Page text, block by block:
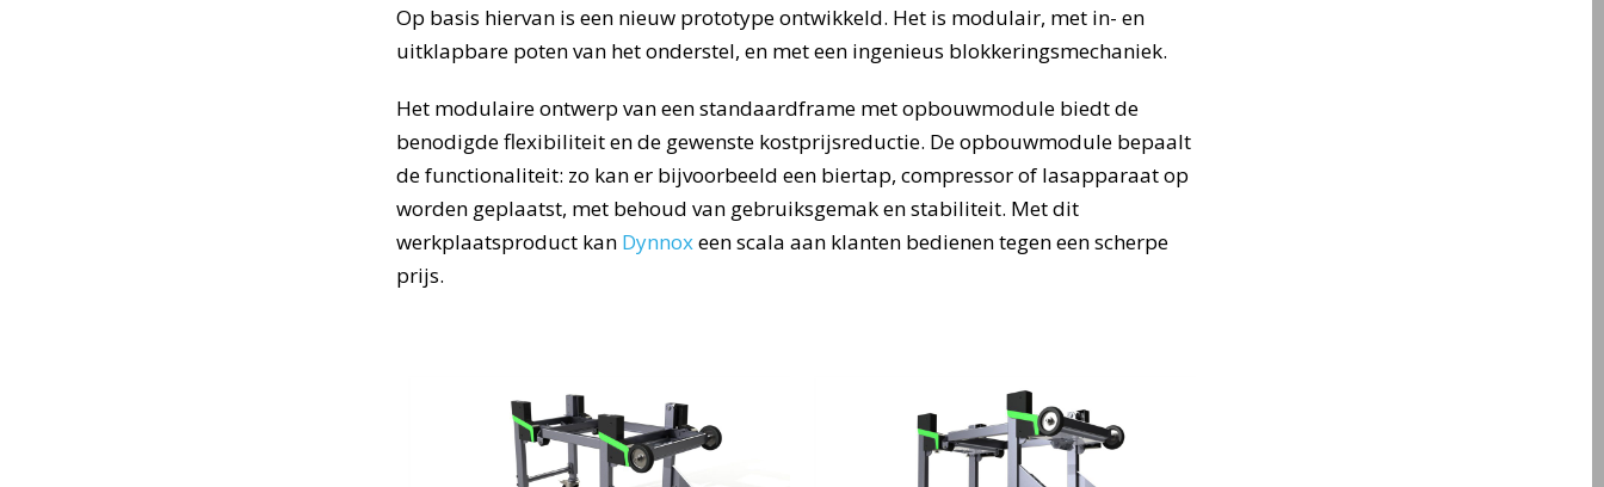
Op basis hiervan is een nieuw prototype ontwikkeld. Het is modulair, met in- en
uitklapbare poten van het onderstel, en met een ingenieus blokkeringsmechaniek.
Het modulaire ontwerp van een standaardframe met opbouwmodule biedt de
benodigde flexibiliteit en de gewenste kostprijsreductie. De opbouwmodule bepaalt
de functionaliteit: zo kan er bijvoorbeeld een biertap, compressor of lasapparaat op
worden geplaatst, met behoud van gebruiksgemak en stabiliteit. Met dit
werkplaatsproduct kan Dynnoxeen scala aan klanten bedienen tegen een scherpe
prijs.